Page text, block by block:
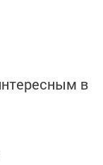
в